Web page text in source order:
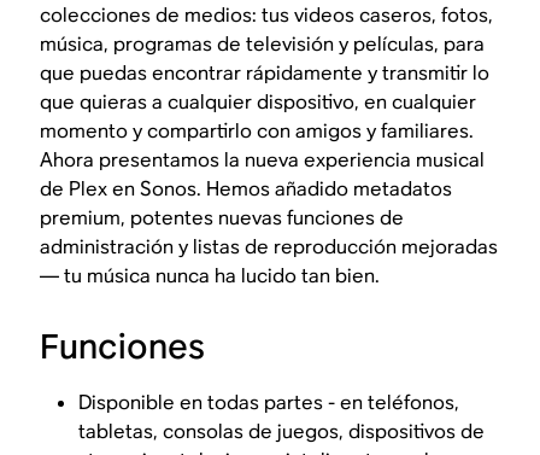
colecciones de medios: tus videos caseros, fotos,
música, programas de televisión y películas, para
que puedas encontrar rápidamente y transmitir lo
que quieras a cualquier dispositivo, en cualquier
momento y compartirlo con amigos y familiares.
Ahora presentamos la nueva experiencia musical
de Plex en Sonos. Hemos añadido metadatos
premium, potentes nuevas funciones de
administración y listas de reproducción mejoradas
— tu música nunca ha lucido tan bien.
Funciones
Disponible en todas partes - en teléfonos,
tabletas, consolas de juegos, dispositivos de